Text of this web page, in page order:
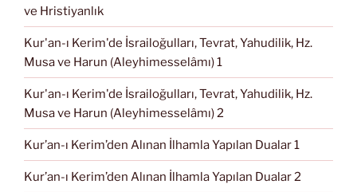
ve Hristiyanlık
Kur'an-ı Kerim'de İsrailoğulları, Tevrat, Yahudilik, Hz.
Musa ve Harun (Aleyhimesselâmı) 1
Kur'an-ı Kerim'de İsrailoğulları, Tevrat, Yahudilik, Hz.
Musa ve Harun (Aleyhimesselâmı) 2
Kur’an-ı Kerim’den Alınan İlhamla Yapılan Dualar 1
Kur’an-ı Kerim’den Alınan İlhamla Yapılan Dualar 2